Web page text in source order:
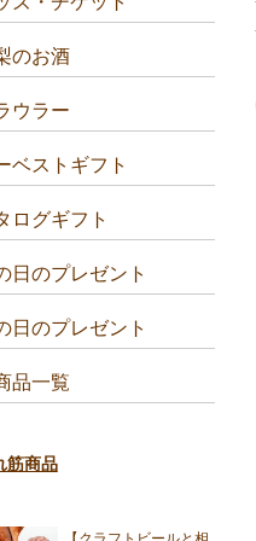
のお酒
ウラー
ベストギフト
ログギフト
日のプレゼント
日のプレゼント
品一覧
筋商品